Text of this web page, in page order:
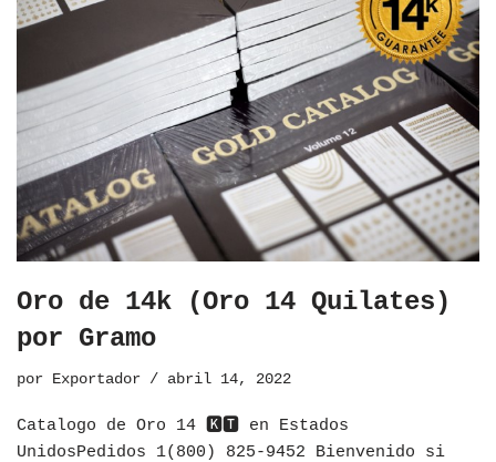
Oro de 14k (Oro 14 Quilates)
por Gramo
por Exportador abril 14, 2022
Catalogo de Oro 14 🅺🆃 en Estados
UnidosPedidos 1(800) 825-9452 Bienvenido si